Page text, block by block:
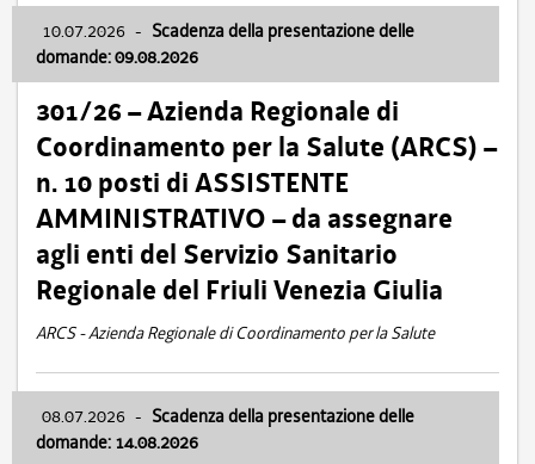
10.07.2026 - Scadenza della presentazione delle
domande: 09.08.2026
301/26 – Azienda Regionale di
Coordinamento per la Salute (ARCS) –
n. 10 posti di ASSISTENTE
AMMINISTRATIVO – da assegnare
agli enti del Servizio Sanitario
Regionale del Friuli Venezia Giulia
ARCS - Azienda Regionale di Coordinamento per la Salute
08.07.2026 - Scadenza della presentazione delle
domande: 14.08.2026